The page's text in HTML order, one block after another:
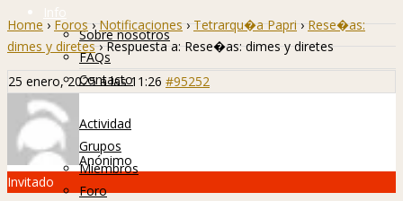
Info
Sobre nosotros
FAQs
Contacto
Hislibreños
Actividad
Grupos
Miembros
Foro
Home › Foros › Notificaciones › Tetrarqu�a Papri › Rese�as:
dimes y diretes › Respuesta a: Rese�as: dimes y diretes
25 enero, 2025 a las 11:26 #95252
Anónimo
Invitado